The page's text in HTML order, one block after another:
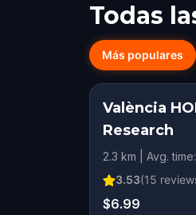
Todas
Más populares
València
Research
2.3 km | Avg.
3.53(15
$6.99